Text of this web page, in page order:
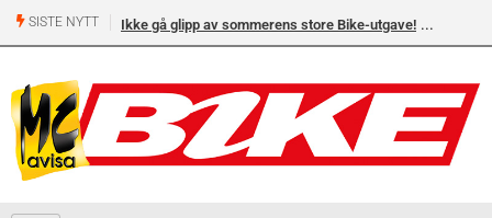
SISTE NYTT Ikke gå glipp av sommerens store Bike-utgave!